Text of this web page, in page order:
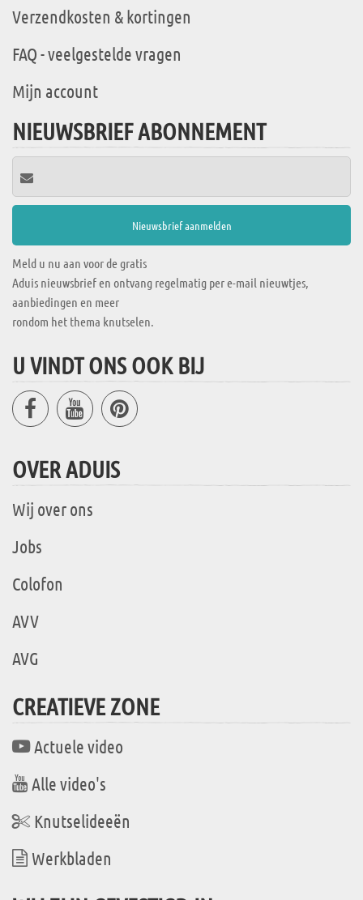
Verzendkosten & kortingen
FAQ - veelgestelde vragen
Mijn account
NIEUWSBRIEF ABONNEMENT
Meld u nu aan voor de gratis
Aduis nieuwsbrief en ontvang regelmatig per e-mail nieuwtjes,
aanbiedingen en meer
rondom het thema knutselen.
U VINDT ONS OOK BIJ
OVER ADUIS
Wij over ons
Jobs
Colofon
AVV
AVG
CREATIEVE ZONE
Actuele video
Alle video's
Knutselideeën
Werkbladen